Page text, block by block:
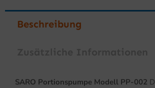
Beschreibung
SARO Portionspumpe Modell PP-002